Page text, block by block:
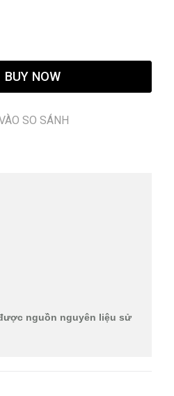
BUY NOW
SO SÁNH
nguồn nguyên liệu sử